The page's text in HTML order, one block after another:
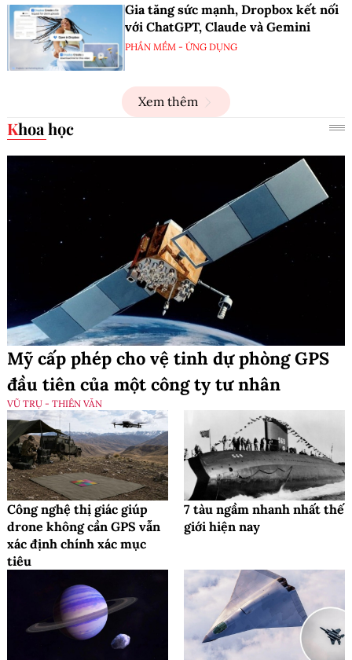
Gia tăng sức mạnh, Dropbox kết nối
với ChatGPT, Claude và Gemini
PHẦN MỀM - ỨNG DỤNG
Xem thêm
Khoa học
Mỹ cấp phép cho vệ tinh dự phòng GPS
đầu tiên của một công ty tư nhân
VŨ TRỤ - THIÊN VĂN
Công nghệ thị giác giúp
drone không cần GPS vẫn
xác định chính xác mục
tiêu
7 tàu ngầm nhanh nhất thế
giới hiện nay